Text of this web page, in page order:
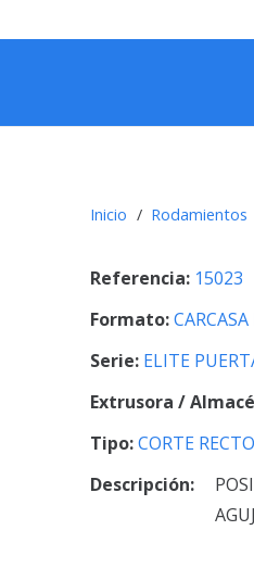
Inicio / Rodamientos
Referencia: 15023
Formato:
Serie: ELITE
Extrusora /
Tipo:CORTE RECTO
Descripción: